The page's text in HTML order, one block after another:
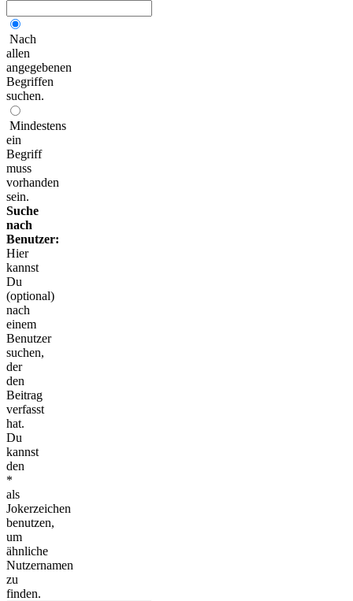
Nach
allen
angegebenen
Begriffen
suchen.
Mindestens
ein
Begriff
muss
vorhanden
sein.
Suche
nach
Benutzer:
Hier
kannst
Du
(optional)
nach
einem
Benutzer
suchen,
der
den
Beitrag
verfasst
hat.
Du
kannst
den
*
als
Jokerzeichen
benutzen,
um
ähnliche
Nutzernamen
zu
finden.